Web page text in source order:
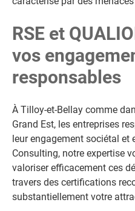
RSE et
vos
responsables
À Tilloy-et-Bellay comme
Grand Est, les entreprises
leur engagement sociétal et
Consulting, notre expertise
valoriser efficacement ces
travers des certifications
substantiellement votre